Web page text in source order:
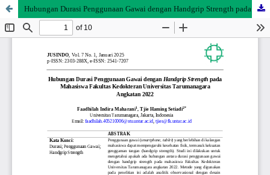
Hubungan Durasi Penggunaan Gawai dengan Handgrip Strength pada Mahasiswa Fakultas Kedokteran Universitas Tarumanagara Angkatan 2022